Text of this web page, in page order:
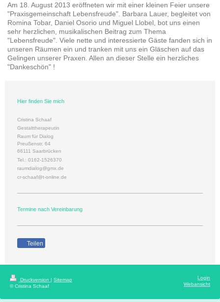
Am 18. August 2013 eröffneten wir mit einer kleinen Feier unsere
"Praxisgemeinschaft Lebensfreude". Barbara Lauer, begleitet von
Romina Tobar, Daniel Osorio und Miguel Llobel, bot uns einen
sehr herzlichen, musikalischen Beitrag zum Thema
"Lebensfreude". Viele nette und interessierte Gäste fanden sich in
unseren Räumen ein und tranken mit uns ein Gläschen auf das
Gelingen unserer Praxen. Allen an dieser Stelle ein herzliches
"Dankeschön" !
Hier finden Sie mich
Cristina Schaaf
Gestalttherapeutin
Raum für Dialog
Preußenstr. 64
66111 Saarbrücken
Tel.: 0162-1526370
raumdialog@gmx.de
cr-schaaf@t-online.de
Termine nach Vereinbarung
Teilen
Druckversion
Sitemap
© Cristina Schaaf
Login
Webansicht